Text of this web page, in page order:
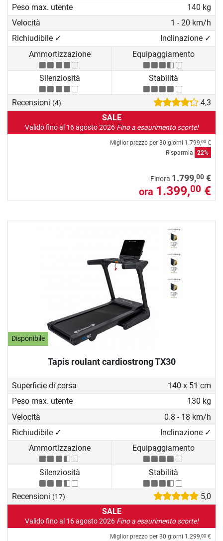
Peso max. utente
140 kg
Velocità
1 - 20 km/h
Richiudibile ✓
Inclinazione ✓
Ammortizzazione
Equipaggiamento
Silenziosità Stabilità
Recensioni (4)
4,3
SALE
Valido fino al 16 agosto 2026 Fino a esaurimento scorte!
Miglior prezzo per 30 giorni 1.799,00 €
Risparmia
22%
Finora 1.799,00 €
ora 1.399,00 €
Disponibile
Tapis roulant cardiostrong TX30
Superficie di corsa
140 x 51 cm
Peso max. utente
130 kg
Velocità
0.8 - 18 km/h
Richiudibile ✓
Inclinazione ✓
Ammortizzazione
Equipaggiamento
Silenziosità Stabilità
Recensioni (17)
5,0
SALE
Valido fino al 16 agosto 2026 Fino a esaurimento scorte!
Miglior prezzo per 30 giorni 1.299,00 €